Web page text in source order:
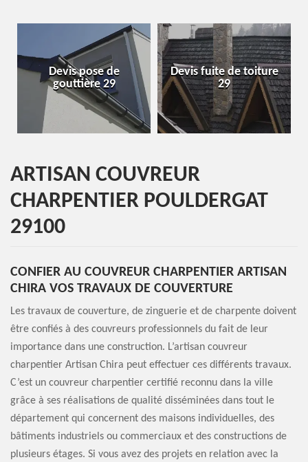
Devis fuite de toiture
29
Entreprise de toiture
29
ARTISAN COUVREUR
CHARPENTIER POULDERGAT
29100
CONFIER AU COUVREUR CHARPENTIER ARTISAN
CHIRA VOS TRAVAUX DE COUVERTURE
Les travaux de couverture, de zinguerie et de charpente doivent
être confiés à des couvreurs professionnels du fait de leur
importance dans une construction. L’artisan couvreur
charpentier Artisan Chira peut effectuer ces différents travaux.
C’est un couvreur charpentier certifié reconnu dans la ville
grâce à ses réalisations de qualité disséminées dans tout le
département qui concernent des maisons individuelles, des
bâtiments industriels ou commerciaux et des constructions de
plusieurs étages. Si vous avez des projets en relation avec la